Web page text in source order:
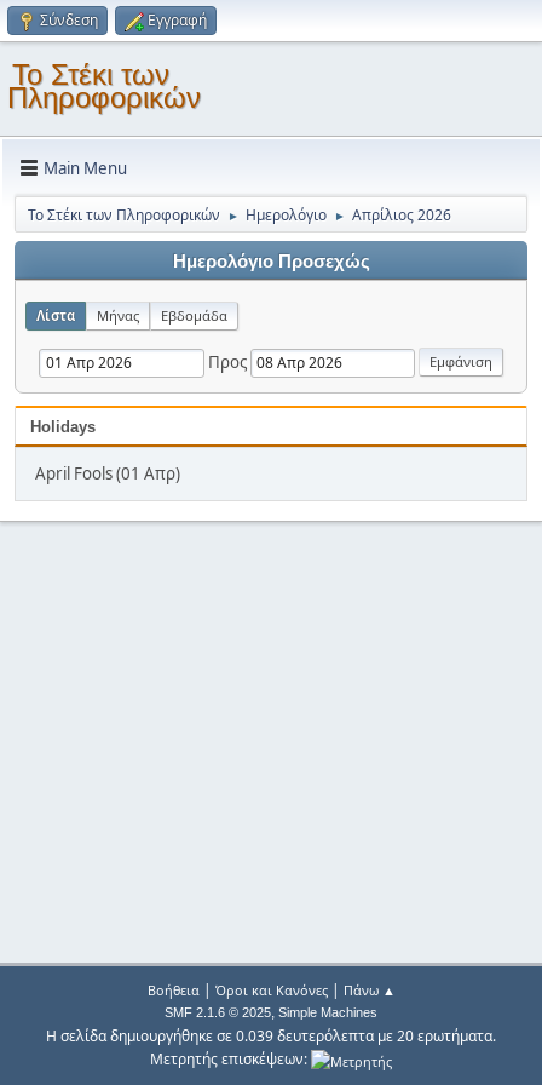
Σύνδεση Εγγραφή
Το Στέκι των
Πληροφορικών
Main Menu
Το Στέκι των Πληροφορικών ► Ημερολόγιο ► Απρίλιος 2026
Ημερολόγιο Προσεχώς
Λίστα Μήνας Εβδομάδα
Προς
Holidays
April Fools (01 Απρ)
Βοήθεια| Όροι και Κανόνες| Πάνω ▲
SMF 2.1.6 © 2025, Simple Machines
Η σελίδα δημιουργήθηκε σε 0.039 δευτερόλεπτα με 20 ερωτήματα.
Μετρητής επισκέψεων: